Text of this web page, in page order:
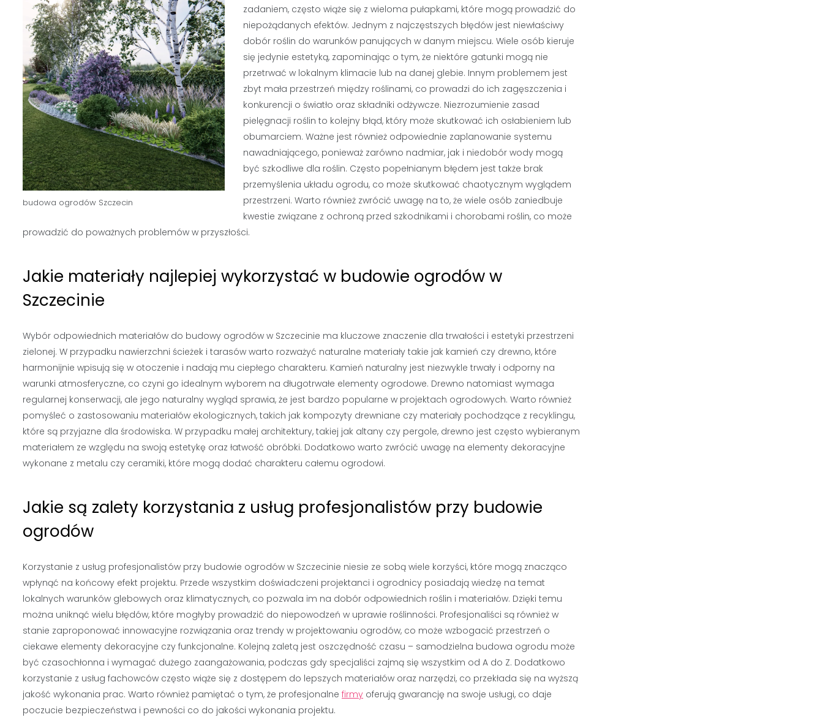
budowa ogrodów Szczecin
zadaniem, często wiąże się z wieloma pułapkami, które mogą prowadzić do
niepożądanych efektów. Jednym z najczęstszych błędów jest niewłaściwy
dobór roślin do warunków panujących w danym miejscu. Wiele osób kieruje
się jedynie estetyką, zapominając o tym, że niektóre gatunki mogą nie
przetrwać w lokalnym klimacie lub na danej glebie. Innym problemem jest
zbyt mała przestrzeń między roślinami, co prowadzi do ich zagęszczenia i
konkurencji o światło oraz składniki odżywcze. Niezrozumienie zasad
pielęgnacji roślin to kolejny błąd, który może skutkować ich osłabieniem lub
obumarciem. Ważne jest również odpowiednie zaplanowanie systemu
nawadniającego, ponieważ zarówno nadmiar, jak i niedobór wody mogą
być szkodliwe dla roślin. Często popełnianym błędem jest także brak
przemyślenia układu ogrodu, co może skutkować chaotycznym wyglądem
przestrzeni. Warto również zwrócić uwagę na to, że wiele osób zaniedbuje
kwestie związane z ochroną przed szkodnikami i chorobami roślin, co może
prowadzić do poważnych problemów w przyszłości.
Jakie materiały najlepiej wykorzystać w budowie ogrodów w
Szczecinie
Wybór odpowiednich materiałów do budowy ogrodów w Szczecinie ma kluczowe znaczenie dla trwałości i estetyki przestrzeni
zielonej. W przypadku nawierzchni ścieżek i tarasów warto rozważyć naturalne materiały takie jak kamień czy drewno, które
harmonijnie wpisują się w otoczenie i nadają mu ciepłego charakteru. Kamień naturalny jest niezwykle trwały i odporny na
warunki atmosferyczne, co czyni go idealnym wyborem na długotrwałe elementy ogrodowe. Drewno natomiast wymaga
regularnej konserwacji, ale jego naturalny wygląd sprawia, że jest bardzo popularne w projektach ogrodowych. Warto również
pomyśleć o zastosowaniu materiałów ekologicznych, takich jak kompozyty drewniane czy materiały pochodzące z recyklingu,
które są przyjazne dla środowiska. W przypadku małej architektury, takiej jak altany czy pergole, drewno jest często wybieranym
materiałem ze względu na swoją estetykę oraz łatwość obróbki. Dodatkowo warto zwrócić uwagę na elementy dekoracyjne
wykonane z metalu czy ceramiki, które mogą dodać charakteru całemu ogrodowi.
Jakie są zalety korzystania z usług profesjonalistów przy budowie
ogrodów
Korzystanie z usług profesjonalistów przy budowie ogrodów w Szczecinie niesie ze sobą wiele korzyści, które mogą znacząco
wpłynąć na końcowy efekt projektu. Przede wszystkim doświadczeni projektanci i ogrodnicy posiadają wiedzę na temat
lokalnych warunków glebowych oraz klimatycznych, co pozwala im na dobór odpowiednich roślin i materiałów. Dzięki temu
można uniknąć wielu błędów, które mogłyby prowadzić do niepowodzeń w uprawie roślinności. Profesjonaliści są również w
stanie zaproponować innowacyjne rozwiązania oraz trendy w projektowaniu ogrodów, co może wzbogacić przestrzeń o
ciekawe elementy dekoracyjne czy funkcjonalne. Kolejną zaletą jest oszczędność czasu – samodzielna budowa ogrodu może
być czasochłonna i wymagać dużego zaangażowania, podczas gdy specjaliści zajmą się wszystkim od A do Z. Dodatkowo
korzystanie z usług fachowców często wiąże się z dostępem do lepszych materiałów oraz narzędzi, co przekłada się na wyższą
jakość wykonania prac. Warto również pamiętać o tym, że profesjonalne firmy oferują gwarancję na swoje usługi, co daje
poczucie bezpieczeństwa i pewności co do jakości wykonania projektu.